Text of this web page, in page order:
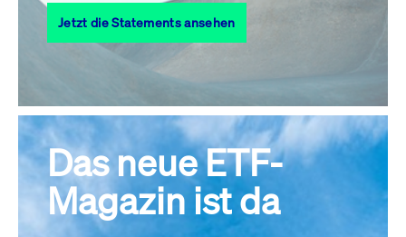
31
Alle Events
Jetzt die Statements ansehen
Das neue ETF-
Magazin ist da